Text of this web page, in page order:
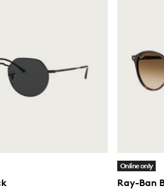
Online only
Ray-Ban